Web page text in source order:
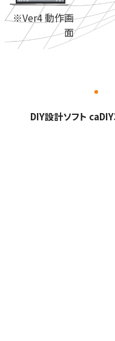
※Ver4 動作画
面
DIY設計ソフト